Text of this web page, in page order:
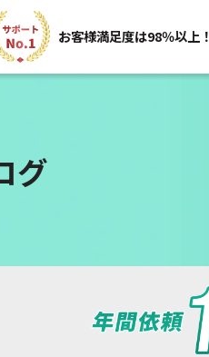
お客様満足度は98％以上！
グ